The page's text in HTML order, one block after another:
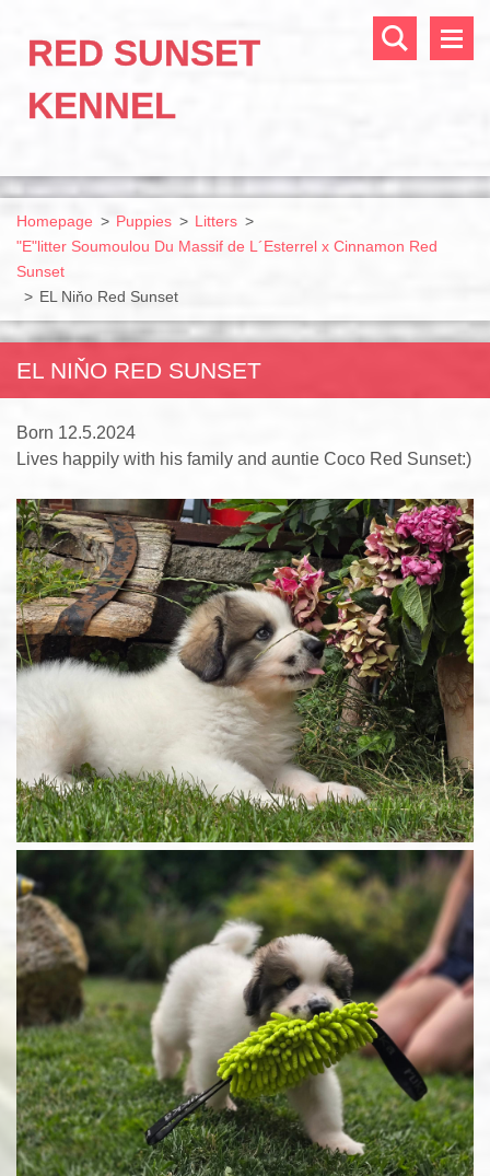
RED SUNSET
KENNEL
Homepage > Puppies > Litters >
"E"litter Soumoulou Du Massif de L´Esterrel x Cinnamon Red
Sunset
> EL Niňo Red Sunset
EL NIŇO RED SUNSET
Born 12.5.2024
Lives happily with his family and auntie Coco Red Sunset:)